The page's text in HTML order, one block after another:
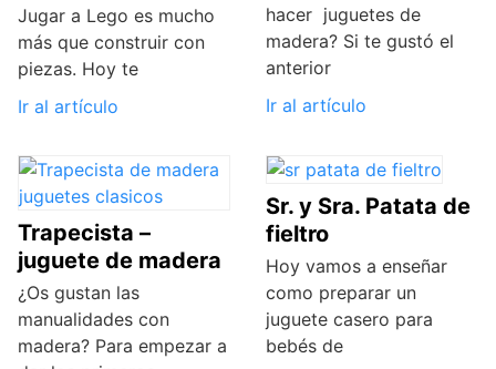
Jugar a Lego es mucho
más que construir con
piezas. Hoy te
Ir al artículo
hacer juguetes de
madera? Si te gustó el
anterior
Ir al artículo
Trapecista –
juguete de madera
¿Os gustan las
manualidades con
madera? Para empezar a
Sr. y Sra. Patata de
fieltro
Hoy vamos a enseñar
como preparar un
juguete casero para
bebés de